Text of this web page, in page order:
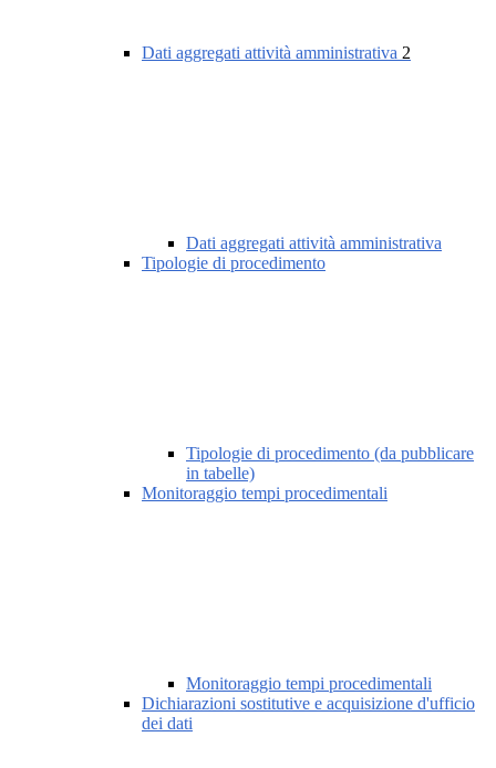
Dati aggregati attività amministrativa 2
Dati aggregati attività amministrativa
Tipologie di procedimento
Tipologie di procedimento (da pubblicare
in tabelle)
Monitoraggio tempi procedimentali
Monitoraggio tempi procedimentali
Dichiarazioni sostitutive e acquisizione d'ufficio
dei dati